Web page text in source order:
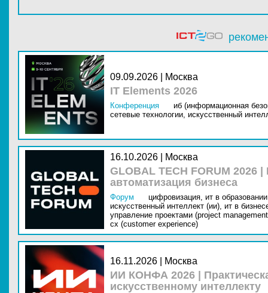
09.09.2026 | Москва
IT Elements 2026
Конференция
иб (информационная
сетевые технологии, искусственный
16.10.2026 | Москва
GLOBAL TECH FORUM
автоматизация бизнеса
Форум цифровизация, ит в
искусственный интеллект (ии), ит в
управление проектами (project
cx (customer experience)
16.11.2026 | Москва
ИИ КОНФА 2026 |
искусственному интеллекту